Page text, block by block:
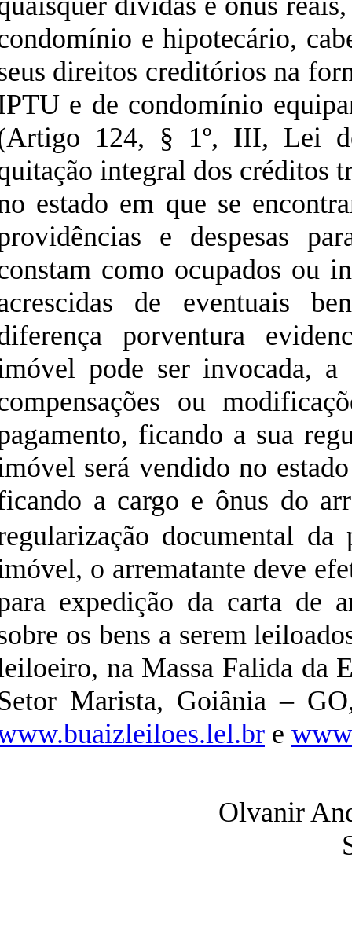
e hipotecário,
direitos creditórios na
e de condomínio
124, § 1º, III, Lei
integral dos créditos
estado em que se
e despesas
como ocupados ou
de eventuais
porventura
pode ser invocada,
ou
ficando a sua
será vendido no
a cargo e ônus do
documental da
o arrematante deve
expedição da carta de
e os bens a serem
na Massa Falida da
Marista, Goiânia –
e
Olvanir